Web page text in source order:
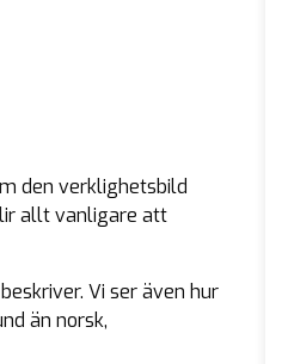
den verklighetsbild
allt vanligare att
Vi ser även hur
än norsk,